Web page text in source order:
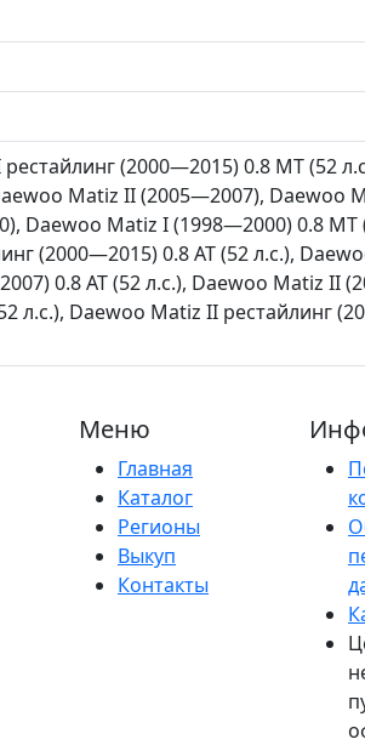
(2000—2015) 0.8 MT (52
Matiz II (2005—2007), Daewoo
Daewoo Matiz I (1998—2000) 0.8
(2000—2015) 0.8 AT (52 л.с.),
0.8 AT (52 л.с.), Daewoo Matiz II
л.с.), Daewoo Matiz II рестайлинг
Меню
Главная
Каталог
Регионы
Выкуп
Контакты